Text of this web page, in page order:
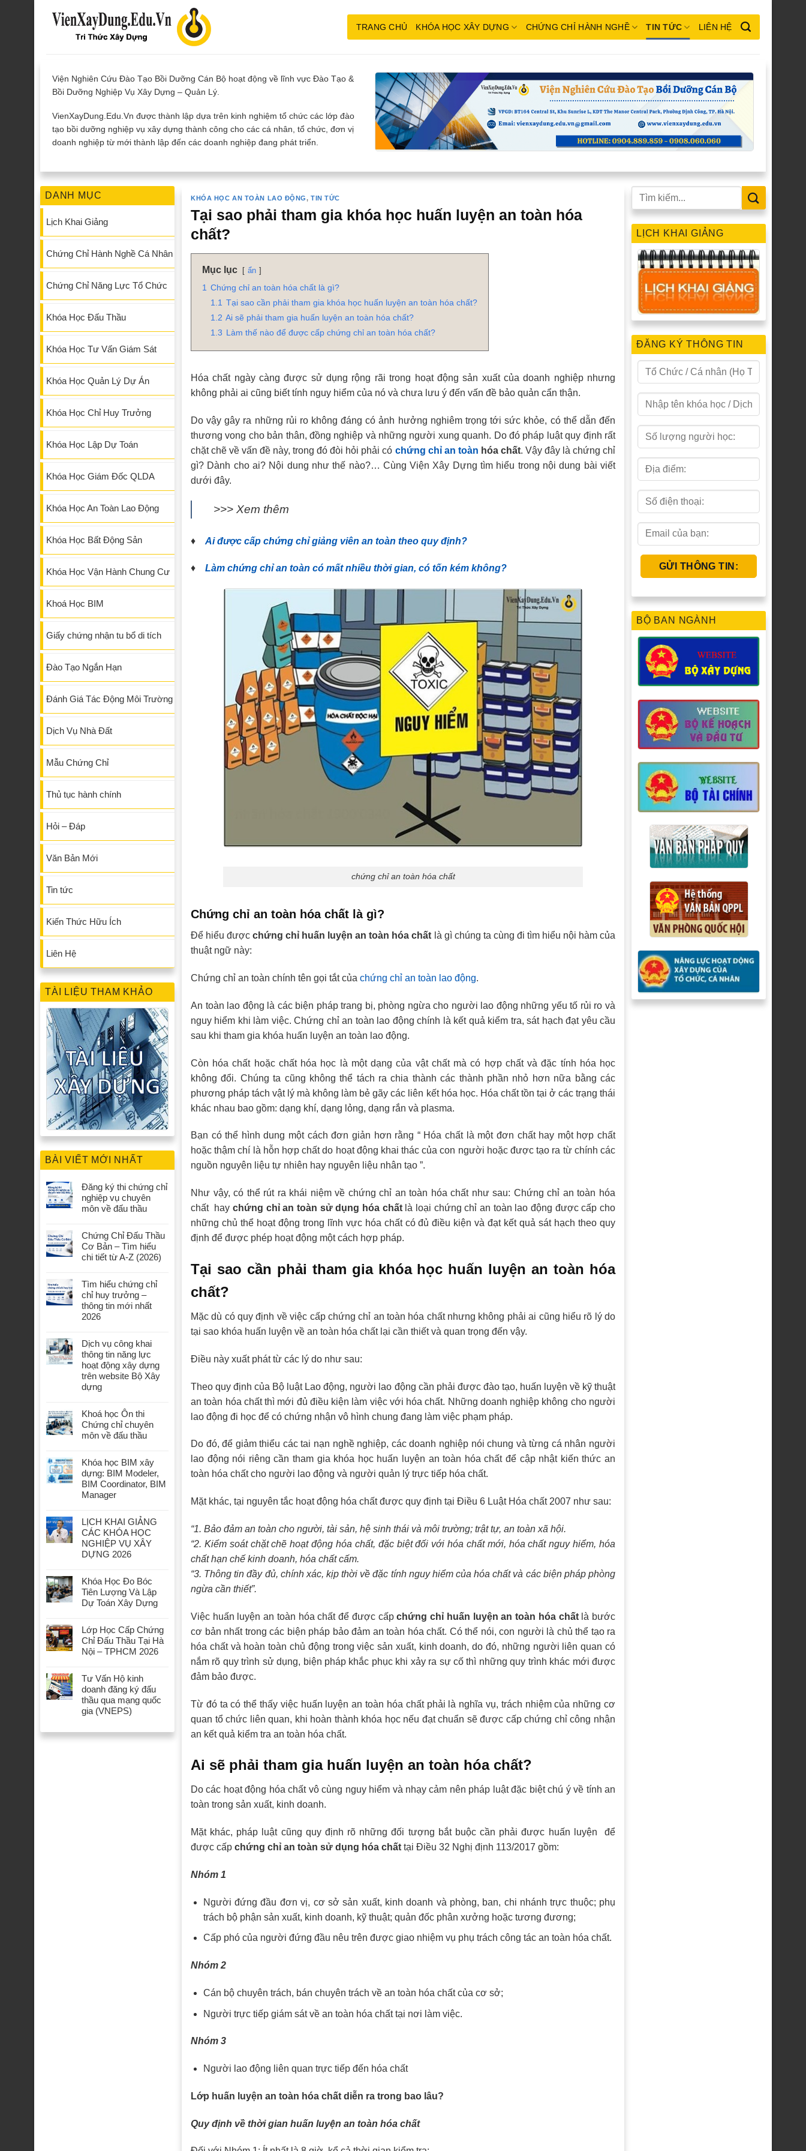
TRANG CHỦ KHÓA HỌC XÂY DỰNG CHỨNG CHỈ HÀNH NGHỀ TIN TỨC LIÊN HỆ
Viện Nghiên Cứu Đào Tạo Bồi Dưỡng Cán Bộ hoạt động về lĩnh vực Đào Tạo &
Bồi Dưỡng Nghiệp Vụ Xây Dựng – Quản Lý.
VienXayDung.Edu.Vn được thành lập dựa trên kinh nghiệm tổ chức các lớp đào
tạo bồi dưỡng nghiệp vụ xây dựng thành công cho các cá nhân, tổ chức, đơn vị
doanh nghiệp từ mới thành lập đến các doanh nghiệp đang phát triển.
DANH MỤC
Lịch Khai Giảng
Chứng Chỉ Hành Nghề Cá Nhân
Chứng Chỉ Năng Lực Tổ Chức
Khóa Học Đấu Thầu
Khóa Học Tư Vấn Giám Sát
Khóa Học Quản Lý Dự Án
Khóa Học Chỉ Huy Trưởng
Khóa Học Lập Dự Toán
Khóa Học Giám Đốc QLDA
Khóa Học An Toàn Lao Động
Khóa Học Bất Động Sản
Khóa Học Vận Hành Chung Cư
Khoá Học BIM
Giấy chứng nhận tu bổ di tích
Đào Tạo Ngắn Hạn
Đánh Giá Tác Động Môi Trường
Dịch Vụ Nhà Đất
Mẫu Chứng Chỉ
Thủ tục hành chính
Hỏi – Đáp
Văn Bản Mới
Tin tức
Kiến Thức Hữu Ích
Liên Hệ
TÀI LIỆU THAM KHẢO
BÀI VIẾT MỚI NHẤT
Đăng ký thi chứng chỉ
nghiệp vụ chuyên
môn về đấu thầu
Chứng Chỉ Đấu Thầu
Cơ Bản – Tìm hiểu
chi tiết từ A-Z (2026)
Tìm hiểu chứng chỉ
chỉ huy trưởng –
thông tin mới nhất
2026
Dịch vụ công khai
thông tin năng lực
hoạt động xây dựng
trên website Bộ Xây
dựng
Khoá học Ôn thi
Chứng chỉ chuyên
môn về đấu thầu
Khóa học BIM xây
dựng: BIM Modeler,
BIM Coordinator, BIM
Manager
LỊCH KHAI GIẢNG
CÁC KHÓA HỌC
NGHIỆP VỤ XÂY
DỰNG 2026
Khóa Học Đo Bóc
Tiên Lượng Và Lập
Dự Toán Xây Dựng
Lớp Học Cấp Chứng
Chỉ Đấu Thầu Tại Hà
Nội – TPHCM 2026
Tư Vấn Hộ kinh
doanh đăng ký đấu
thầu qua mạng quốc
gia (VNEPS)
KHÓA HỌC AN TOÀN LAO ĐỘNG,TIN TỨC
Tại sao phải tham gia khóa học huấn luyện an toàn hóa
chất?
Mục lục ẩn
1 Chứng chỉ an toàn hóa chất là gì?
1.1 Tại sao cần phải tham gia khóa học huấn luyện an toàn hóa chất?
1.2 Ai sẽ phải tham gia huấn luyện an toàn hóa chất?
1.3 Làm thế nào để được cấp chứng chỉ an toàn hóa chất?
Hóa chất ngày càng được sử dụng rộng rãi trong hoạt động sản xuất của doanh nghiệp nhưng
không phải ai cũng biết tính nguy hiểm của nó và chưa lưu ý đến vấn đề bảo quản cẩn thận.
Do vậy gây ra những rủi ro không đáng có ảnh hưởng nghiêm trọng tới sức khỏe, có thể dẫn đến
thương vong cho bản thân, đồng nghiệp và những người xung quanh. Do đó pháp luật quy định rất
chặt chẽ về vấn đề này, trong đó đòi hỏi phải có chứng chỉ an toàn hóa chất. Vậy đây là chứng chỉ
gì? Dành cho ai? Nội dung như thế nào?… Cùng Viện Xây Dựng tìm hiểu trong nội dung bài viết
dưới đây.
>>> Xem thêm
♦ Ai được cấp chứng chỉ giảng viên an toàn theo quy định?
♦ Làm chứng chỉ an toàn có mất nhiều thời gian, có tốn kém không?
chứng chỉ an toàn hóa chất
Chứng chỉ an toàn hóa chất là gì?
Để hiểu đượcchứng chỉ huấn luyện an toàn hóa chất là gì chúng ta cùng đi tìm hiểu nội hàm của
thuật ngữ này:
Chứng chỉ an toàn chính tên gọi tắt của chứng chỉ an toàn lao động.
An toàn lao động là các biện pháp trang bị, phòng ngừa cho người lao động những yếu tố rủi ro và
nguy hiểm khi làm việc. Chứng chỉ an toàn lao động chính là kết quả kiểm tra, sát hạch đạt yêu cầu
sau khi tham gia khóa huấn luyện an toàn lao động.
Còn hóa chất hoặc chất hóa học là một dạng của vật chất mà có hợp chất và đặc tính hóa học
không đổi. Chúng ta cũng không thể tách ra chia thành các thành phần nhỏ hơn nữa bằng các
phương pháp tách vật lý mà không làm bẻ gãy các liên kết hóa học. Hóa chất tồn tại ở các trạng thái
khác nhau bao gồm: dạng khí, dạng lỏng, dạng rắn và plasma.
Bạn có thể hình dung một cách đơn giản hơn rằng “ Hóa chất là một đơn chất hay một hợp chất
hoặc thậm chí là hỗn hợp chất do hoạt động khai thác của con người hoặc được tạo ra từ chính các
nguồn nguyên liệu tự nhiên hay nguyên liệu nhân tạo ”.
Như vậy, có thể rút ra khái niệm về chứng chỉ an toàn hóa chất như sau: Chứng chỉ an toàn hóa
chất hay chứng chỉ an toàn sử dụng hóa chất là loại chứng chỉ an toàn lao động được cấp cho
những chủ thể hoạt động trong lĩnh vực hóa chất có đủ điều kiện và đạt kết quả sát hạch theo quy
định để được phép hoạt động một cách hợp pháp.
Tại sao cần phải tham gia khóa học huấn luyện an toàn hóa
chất?
Mặc dù có quy định về việc cấp chứng chỉ an toàn hóa chất nhưng không phải ai cũng hiểu rõ lý do
tại sao khóa huấn luyện về an toàn hóa chất lại cần thiết và quan trọng đến vậy.
Điều này xuất phát từ các lý do như sau:
Theo quy định của Bộ luật Lao động, người lao động cần phải được đào tạo, huấn luyện về kỹ thuật
an toàn hóa chất thì mới đủ điều kiện làm việc với hóa chất. Những doanh nghiệp không cho người
lao động đi học để có chứng nhận vô hình chung đang làm việc phạm pháp.
Do đó, để giảm thiểu các tai nạn nghề nghiệp, các doanh nghiệp nói chung và từng cá nhân người
lao động nói riêng cần tham gia khóa học huấn luyện an toàn hóa chất để cập nhật kiến thức an
toàn hóa chất cho người lao động và người quản lý trực tiếp hóa chất.
Mặt khác, tại nguyên tắc hoạt động hóa chất được quy định tại Điều 6 Luật Hóa chất 2007 như sau:
“1. Bảo đảm an toàn cho người, tài sản, hệ sinh thái và môi trường; trật tự, an toàn xã hội.
“2. Kiểm soát chặt chẽ hoạt động hóa chất, đặc biệt đối với hóa chất mới, hóa chất nguy hiểm, hóa
chất hạn chế kinh doanh, hóa chất cấm.
“3. Thông tin đầy đủ, chính xác, kịp thời về đặc tính nguy hiểm của hóa chất và các biện pháp phòng
ngừa cần thiết”.
Việc huấn luyện an toàn hóa chất để được cấpchứng chỉ huấn luyện an toàn hóa chấtlà bước
cơ bản nhất trong các biện pháp bảo đảm an toàn hóa chất. Có thể nói, con người là chủ thể tạo ra
hóa chất và hoàn toàn chủ động trong việc sản xuất, kinh doanh, do đó, những người liên quan có
nắm rõ quy trình sử dụng, biện pháp khắc phục khi xảy ra sự cố thì những quy trình khác mới được
đảm bảo được.
Từ đó ta có thể thấy việc huấn luyện an toàn hóa chất phải là nghĩa vụ, trách nhiệm của những cơ
quan tổ chức liên quan, khi hoàn thành khóa học nếu đạt chuẩn sẽ được cấp chứng chỉ công nhận
an kết quả kiểm tra an toàn hóa chất.
Ai sẽ phải tham gia huấn luyện an toàn hóa chất?
Do các hoạt động hóa chất vô cùng nguy hiểm và nhạy cảm nên pháp luật đặc biệt chú ý về tính an
toàn trong sản xuất, kinh doanh.
Mặt khác, pháp luật cũng quy định rõ những đối tượng bắt buộc cần phải được huấn luyện để
được cấp chứng chỉ an toàn sử dụng hóa chất tại Điều 32 Nghị định 113/2017 gồm:
Nhóm 1
Người đứng đầu đơn vị, cơ sở sản xuất, kinh doanh và phòng, ban, chi nhánh trực thuộc; phụ
trách bộ phận sản xuất, kinh doanh, kỹ thuật; quản đốc phân xưởng hoặc tương đương;
Cấp phó của người đứng đầu nêu trên được giao nhiệm vụ phụ trách công tác an toàn hóa chất.
Nhóm 2
Cán bộ chuyên trách, bán chuyên trách về an toàn hóa chất của cơ sở;
Người trực tiếp giám sát về an toàn hóa chất tại nơi làm việc.
Nhóm 3
Người lao động liên quan trực tiếp đến hóa chất
Lớp huấn luyện an toàn hóa chất diễn ra trong bao lâu?
Quy định về thời gian huấn luyện an toàn hóa chất
LỊCH KHAI GIẢNG
ĐĂNG KÝ THÔNG TIN
BỘ BAN NGÀNH